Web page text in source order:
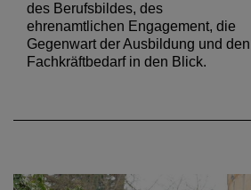
des Berufsbildes, des
ehrenamtlichen Engagement, die
Gegenwart der Ausbildung und den
Fachkräftbedarf in den Blick.